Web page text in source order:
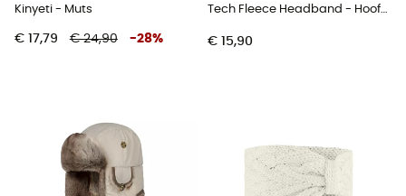
Kinyeti - Muts
€ 17,79 € 24,90 -28%
Tech Fleece Headband - Hoofdband
€ 15,90